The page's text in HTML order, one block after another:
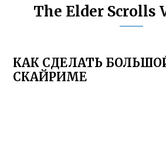
The Elder Scrolls
КАК СДЕЛАТЬ
СКАЙРИМЕ